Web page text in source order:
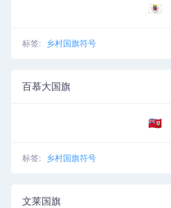
🇧🇱
标签: 乡村国旗符号
百慕大国旗
🇧🇲
标签: 乡村国旗符号
文莱国旗